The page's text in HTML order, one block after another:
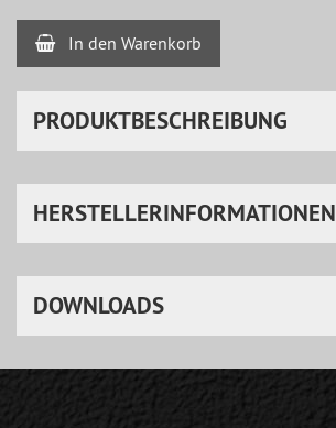
In den Warenkorb
PRODUKTBESCHREIBUNG
HERSTELLERINFORMATIONEN
DOWNLOADS